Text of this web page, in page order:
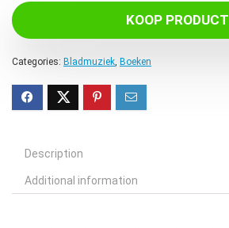
KOOP PRODUCT
Categories: Bladmuziek, Boeken
Description
Additional information